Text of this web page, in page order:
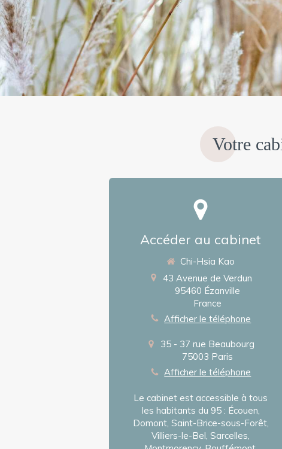
Votre
Accéder au cabinet
Chi-Hsia Kao
43 Avenue de Verdun
95460 Ézanville
France
Afficher le téléphone
35 - 37 rue Beaubourg
75003 Paris
Afficher le téléphone
Le cabinet est accessible à tous
les habitants du 95 : Écouen,
Domont, Saint-Brice-sous-Forêt,
Villiers-le-Bel, Sarcelles,